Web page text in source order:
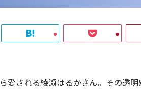
愛される綾瀬はるかさん。その透